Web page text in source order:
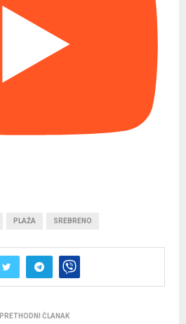
PLAŽA SREBRENO
PRETHODNI ČLANAK